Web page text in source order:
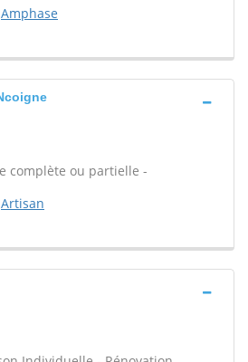
Amphase
complète ou partielle -
Artisan